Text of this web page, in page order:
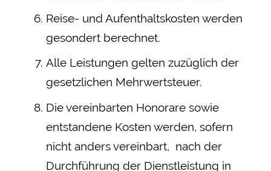
Reise- und Aufenthaltskosten werden
gesondert berechnet.
Alle Leistungen gelten zuzüglich der
gesetzlichen Mehrwertsteuer.
Die vereinbarten Honorare sowie
entstandene Kosten werden, sofern
nicht anders vereinbart, nach der
Durchführung der Dienstleistung in